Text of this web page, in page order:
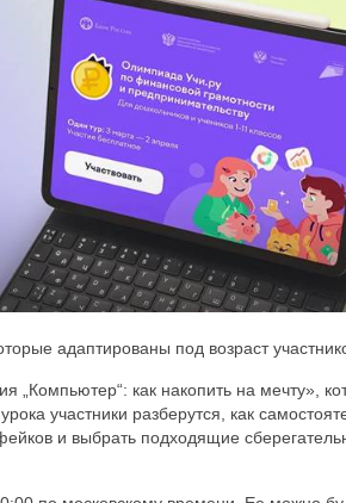
адаптированы под возраст
„Компьютер“: как накопить на мечту»,
участники разберутся, как
и выбрать подходящие